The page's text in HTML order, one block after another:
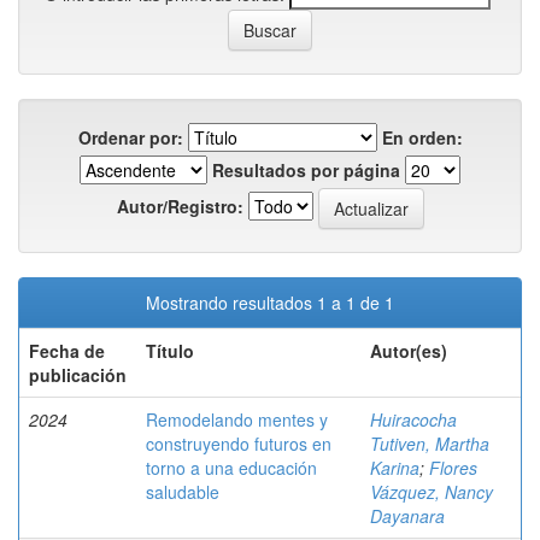
Ordenar por:
En orden:
Resultados por página
Autor/Registro:
Mostrando resultados 1 a 1 de 1
Fecha de
publicación
Título Autor(es)
2024
Remodelando mentes y
construyendo futuros en
torno a una educación
saludable
Huiracocha
Tutiven, Martha
Karina; Flores
Vázquez, Nancy
Dayanara